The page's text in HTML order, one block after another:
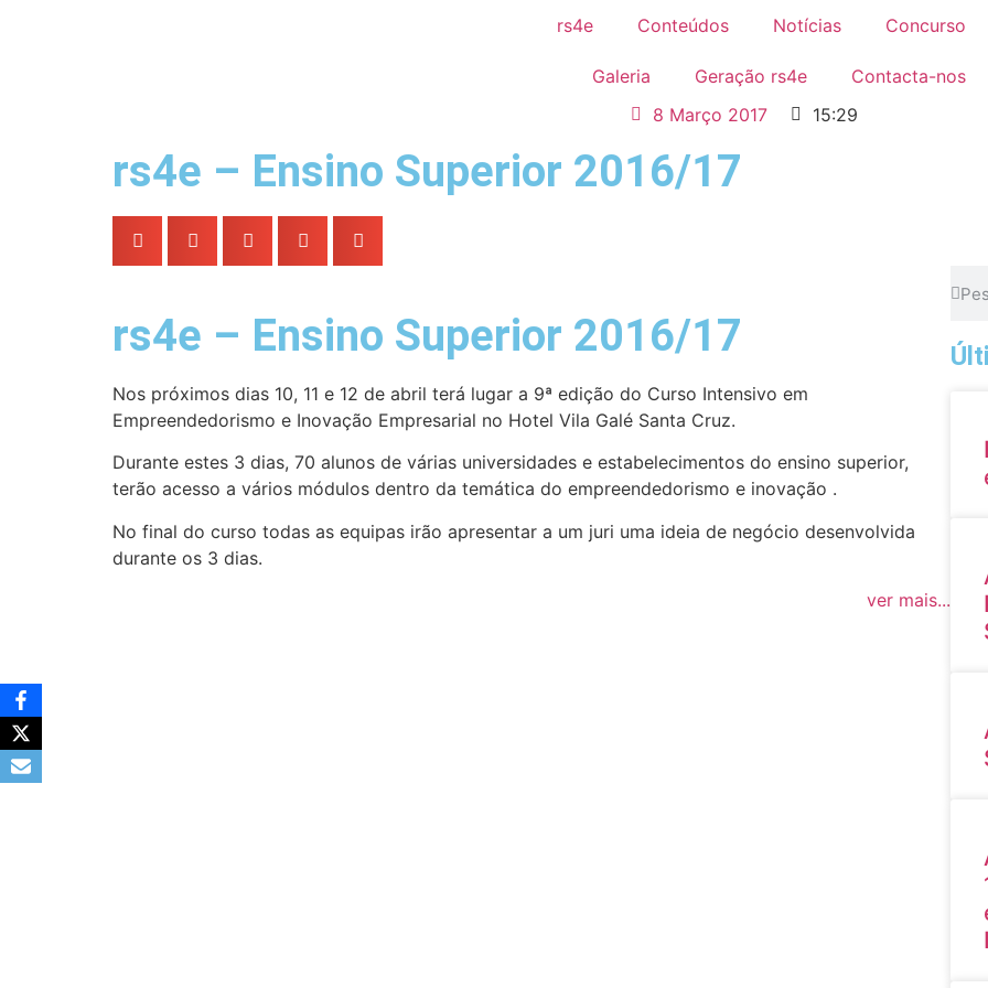
rs4e Conteúdos Notícias Concurso
Galeria Geração rs4e
Contacta-nos
8 Março 2017
15:29
rs4e – Ensino Superior 2016/17
rs4e – Ensino Superior 2016/17
​Nos próximos dias 10, 11 e 12 de abril terá lugar a 9ª edição do Curso Intensivo em
Empreendedorismo e Inovação Empresarial no Hotel Vila Galé Santa Cruz.
Durante estes 3 dias, 70 alunos de várias universidades e estabelecimentos do ensino superior,
terão acesso a vários módulos dentro da temática do empreendedorismo e inovação .
No final do curso todas as equipas irão apresentar a um juri uma ideia de negócio desenvolvida
durante os 3 dias.
ver mais...